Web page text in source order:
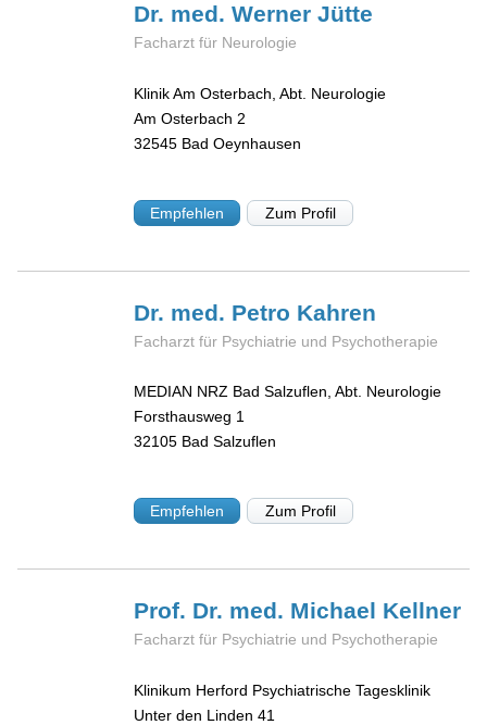
Dr. med. WernerJütte
Facharzt für Neurologie
Klinik Am Osterbach, Abt. Neurologie
Am Osterbach 2
32545 Bad Oeynhausen
Empfehlen Zum Profil
Dr. med. Petro Kahren
Facharzt für Psychiatrie und Psychotherapie
MEDIAN NRZ Bad Salzuflen, Abt. Neurologie
Forsthausweg 1
32105 Bad Salzuflen
Empfehlen Zum Profil
Prof. Dr. med. Michael Kellner
Facharzt für Psychiatrie und Psychotherapie
Klinikum Herford Psychiatrische Tagesklinik
Unter den Linden 41